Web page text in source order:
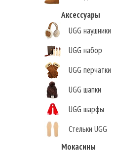
Аксессуары
UGG наушники
UGG набор
UGG перчатки
UGG шапки
UGG шарфы
Стельки UGG
Мокасины